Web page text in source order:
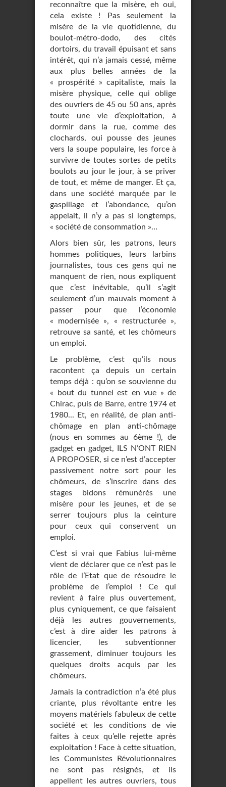
reconnaître que la misère, eh oui,
cela existe ! Pas seulement la
misère de la vie quotidienne, du
boulot-métro-dodo, des cités
dortoirs, du travail épuisant et sans
intérêt, qui n’a jamais cessé, même
aux plus belles années de la
« prospérité » capitaliste, mais la
misère physique, celle qui oblige
des ouvriers de 45 ou 50 ans, après
toute une vie d’exploitation, à
dormir dans la rue, comme des
clochards, oui pousse des jeunes
vers la soupe populaire, les force à
survivre de toutes sortes de petits
boulots au jour le jour, à se priver
de tout, et même de manger. Et ça,
dans une société marquée par le
gaspillage et l’abondance, qu’on
appelait, il n’y a pas si longtemps,
« société de consommation »…
Alors bien sûr, les patrons, leurs
hommes politiques, leurs larbins
journalistes, tous ces gens qui ne
manquent de rien, nous expliquent
que c’est inévitable, qu’il s’agit
seulement d’un mauvais moment à
passer pour que l’économie
« modernisée », « restructurée »,
retrouve sa santé, et les chômeurs
un emploi.
Le problème, c’est qu’ils nous
racontent ça depuis un certain
temps déjà : qu’on se souvienne du
« bout du tunnel est en vue » de
Chirac, puis de Barre, entre 1974 et
1980... Et, en réalité, de plan anti-
chômage en plan anti-chômage
(nous en sommes au 6ème !), de
gadget en gadget, ILS N’ONT RIEN
A PROPOSER, si ce n’est d’accepter
passivement notre sort pour les
chômeurs, de s’inscrire dans des
stages bidons rémunérés une
misère pour les jeunes, et de se
serrer toujours plus la ceinture
pour ceux qui conservent un
emploi.
C’est si vrai que Fabius lui-même
vient de déclarer que ce n’est pas le
rôle de l’Etat que de résoudre le
problème de l’emploi ! Ce qui
revient à faire plus ouvertement,
plus cyniquement, ce que faisaient
déjà les autres gouvernements,
c’est à dire aider les patrons à
licencier, les subventionner
grassement, diminuer toujours les
quelques droits acquis par les
chômeurs.
Jamais la contradiction n’a été plus
criante, plus révoltante entre les
moyens matériels fabuleux de cette
société et les conditions de vie
faites à ceux qu’elle rejette après
exploitation ! Face à cette situation,
les Communistes Révolutionnaires
ne sont pas résignés, et ils
appellent les autres ouvriers, tous